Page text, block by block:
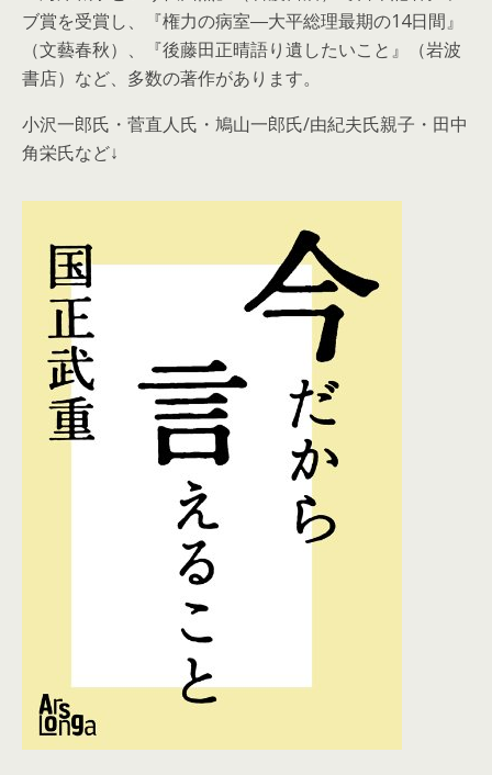
ブ賞を受賞し、『権力の病室―大平総理最期の14日間』
（文藝春秋）、『後藤田正晴語り遺したいこと』（岩波
書店）など、多数の著作があります。
小沢一郎氏・菅直人氏・鳩山一郎氏/由紀夫氏親子・田中
角栄氏など↓